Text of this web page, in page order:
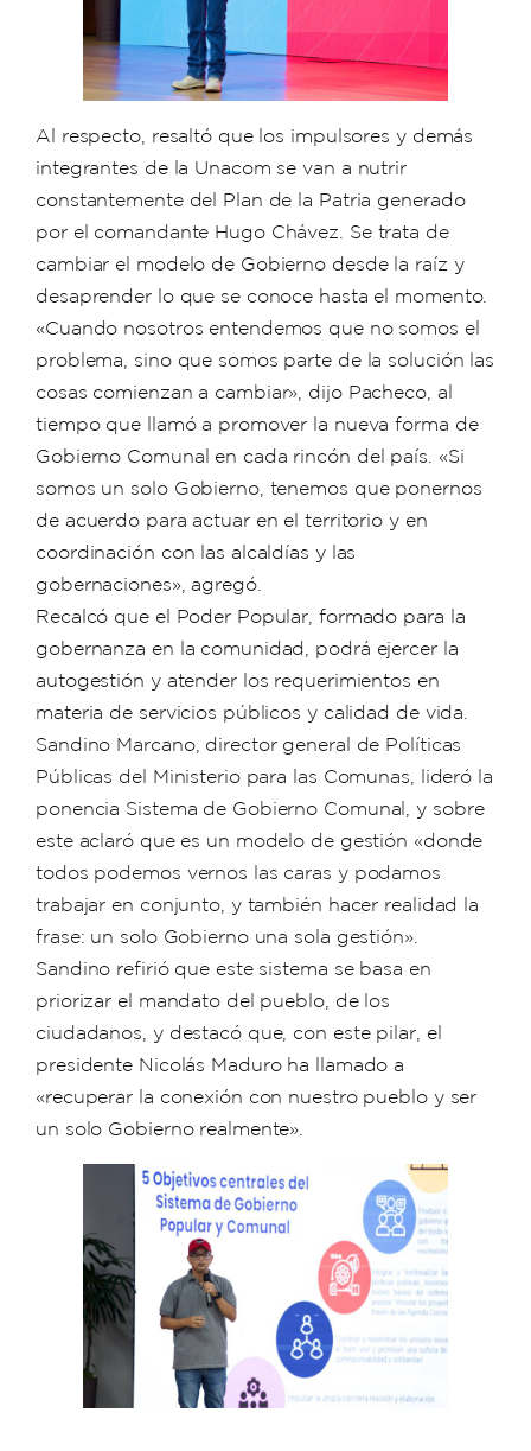
Al respecto, resaltó que los impulsores y demás
integrantes de la Unacom se van a nutrir
constantemente del Plan de la Patria generado
por el comandante Hugo Chávez. Se trata de
cambiar el modelo de Gobierno desde la raíz y
desaprender lo que se conoce hasta el momento.
«Cuando nosotros entendemos que no somos el
problema, sino que somos parte de la solución las
cosas comienzan a cambiar», dijo Pacheco, al
tiempo que llamó a promover la nueva forma de
Gobierno Comunal en cada rincón del país. «Si
somos un solo Gobierno, tenemos que ponernos
de acuerdo para actuar en el territorio y en
coordinación con las alcaldías y las
gobernaciones», agregó.
Recalcó que el Poder Popular, formado para la
gobernanza en la comunidad, podrá ejercer la
autogestión y atender los requerimientos en
materia de servicios públicos y calidad de vida.
Sandino Marcano, director general de Políticas
Públicas del Ministerio para las Comunas, lideró la
ponencia Sistema de Gobierno Comunal, y sobre
este aclaró que es un modelo de gestión «donde
todos podemos vernos las caras y podamos
trabajar en conjunto, y también hacer realidad la
frase: un solo Gobierno una sola gestión».
Sandino refirió que este sistema se basa en
priorizar el mandato del pueblo, de los
ciudadanos, y destacó que, con este pilar, el
presidente Nicolás Maduro ha llamado a
«recuperar la conexión con nuestro pueblo y ser
un solo Gobierno realmente».